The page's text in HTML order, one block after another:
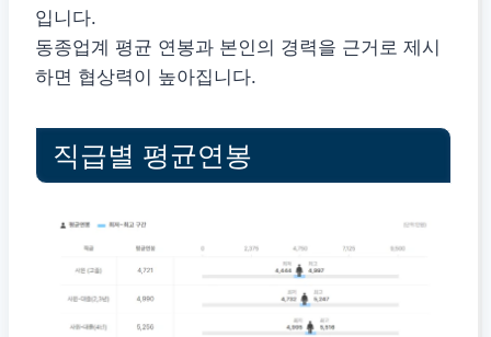
입니다.
동종업계 평균 연봉과 본인의 경력을 근거로 제시
하면 협상력이 높아집니다.
직급별 평균연봉